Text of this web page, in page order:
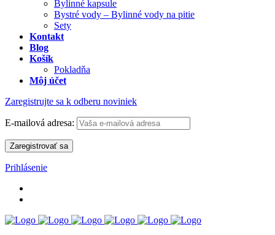
Bylinné kapsule
Bystré vody – Bylinné vody na pitie
Sety
Kontakt
Blog
Košík
Pokladňa
Môj účet
Zaregistrujte sa k odberu noviniek
E-mailová adresa:
Prihlásenie